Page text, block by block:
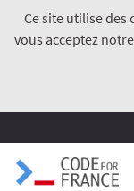
Ce site utilise
vous acceptez